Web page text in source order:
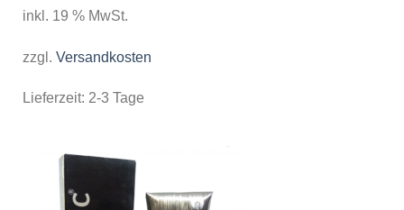
inkl. 19 % MwSt.
zzgl. Versandkosten
Lieferzeit: 2-3 Tage